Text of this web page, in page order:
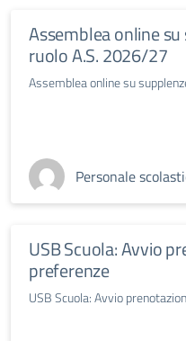
Assemblea online
ruolo A.S. 2026/27
Assemblea online su
Personale
USB Scuola: Avvio
preferenze
USB Scuola: Avvio